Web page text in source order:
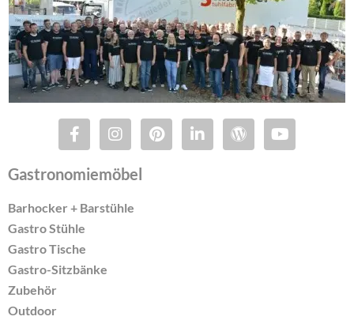
Gastronomiemöbel
Barhocker + Barstühle
Gastro Stühle
Gastro Tische
Gastro-Sitzbänke
Zubehör
Outdoor